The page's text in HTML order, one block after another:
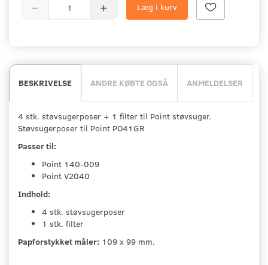
Læg i kurv
BESKRIVELSE ANDRE KØBTE OGSÅ ANMELDELSER
4 stk. støvsugerposer + 1 filter til Point støvsuger.
Støvsugerposer til Point PO41GR
Passer til:
Point 140-009
Point V2040
Indhold:
4 stk. støvsugerposer
1 stk. filter
Papforstykket måler: 109 x 99 mm.